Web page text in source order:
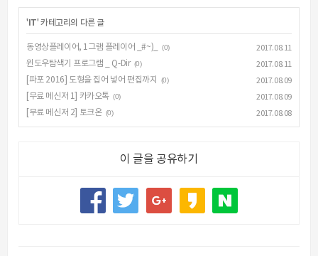
'IT' 카테고리의 다른 글
동영상플레이어, 1그램 플레이어 _#~)_ (0)
2017.08.11
윈도우탐색기 프로그램 _ Q-Dir (0)
2017.08.11
[파포 2016] 도형을 집어 넣어 편집까지
(0)
2017.08.09
[무료 메신저 1] 카카오톡 (0)
2017.08.09
[무료 메신저 2] 토크온 (0) 2017.08.08
이 글을 공유하기